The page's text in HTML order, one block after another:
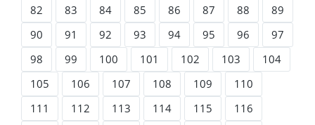
82
83 84 85 86 87 88
89
90
91 92 93 94 95 96
97
98
99 100 101 102 103
104
105
106 107 108 109
110
111
112 113 114 115
116